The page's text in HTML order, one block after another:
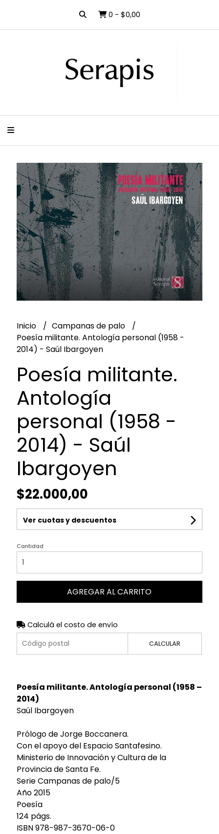
0 - $0,00
Inicio
Campanas de palo
Poesía militante. Antología personal (1958 -
2014) - Saúl Ibargoyen
Poesía militante.
Antología
personal (1958 -
2014) - Saúl
Ibargoyen
$22.000,00
Ver cuotas y descuentos
Cantidad
AGREGAR AL CARRITO
Calculá el costo de envío
CALCULAR
Poesía militante. Antología personal (1958 –
2014)
Saúl Ibargoyen
Prólogo de Jorge Boccanera.
Con el apoyo del Espacio Santafesino.
Ministerio de Innovación y Cultura de la
Provincia de Santa Fe.
Serie Campanas de palo/5
Año 2015
Poesía
124 págs.
ISBN 978-987-3670-06-0